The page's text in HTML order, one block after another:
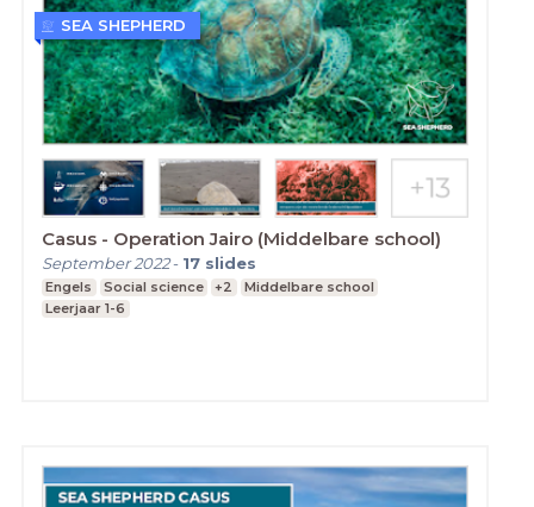
Casus - Operation Jairo (Middelbare school)
September 2022- 17 slides
Engels Social science +2
Middelbare school
Leerjaar 1-6
SEA SHEPHERD